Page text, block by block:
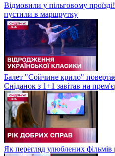
Відмовили у пільговому
пустили в маршрутку
Балет "Сойчине крило"
Сніданок з 1+1 завітав на
Як перегляд улюблених фільмів